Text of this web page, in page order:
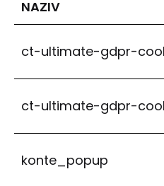
NAZIV
ct-ultimate-gdpr-
ct-ultimate-gdpr-
konte_popup